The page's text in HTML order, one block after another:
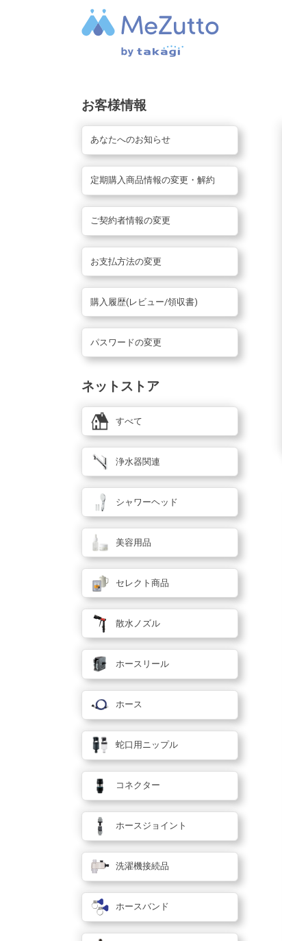
お客様情報
あなたへのお知らせ
定期購入商品情報の変更・解約
ご契約者情報の変更
お支払方法の変更
購入履歴(レビュー/領収書)
パスワードの変更
ネットストア
すべて
浄水器関連
シャワーヘッド
美容用品
セレクト商品
散水ノズル
ホースリール
ホース
蛇口用ニップル
コネクター
ホースジョイント
洗濯機接続品
ホースバンド